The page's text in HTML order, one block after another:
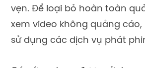
vẹn. Để loại bỏ hoàn toàn
xem video không quảng
sử dụng các dịch vụ phát